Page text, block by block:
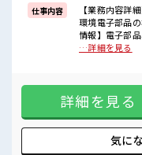
■職場の雰囲気
髪型にこだわりのあるア
髪型自由な職場！
休憩室でホッと一息リフ
残業がしっかりあるお仕
仕事内容
【業務内容詳
環境電子部品
情報】電子部
お仕事PR ≪残
由！ (規定有)
験の方も大カ
だけど、 しっ
UP・ステップ
間で働ける≫ 福
雰囲気 髪型に
…詳細を見る
詳細を見る
気に